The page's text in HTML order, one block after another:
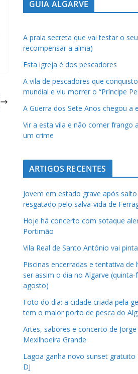
GUIA ALGARVE
A praia secreta que vai testar o
recompensar a alma)
Esta igreja é dos pescadores
A vila de pescadores que
mundial e viu morrer o “Príncipe
A Guerra dos Sete Anos chegou a
Vir a esta vila e não comer frango
um crime
ARTIGOS RECENTES
Jovem em estado grave após
resgatado pelo salva-vida de
Hoje há concerto com sotaque
Portimão
Vila Real de Santo António vai
Piscinas encerradas e tentativa de
ser assim o dia no Algarve (quinta-
agosto)
Foto do dia: a cidade criada pela
tem o maior porto de pesca do
Artes, sabores e concerto de
Mexilhoeira Grande
Lagoa ganha novo sunset
DJ